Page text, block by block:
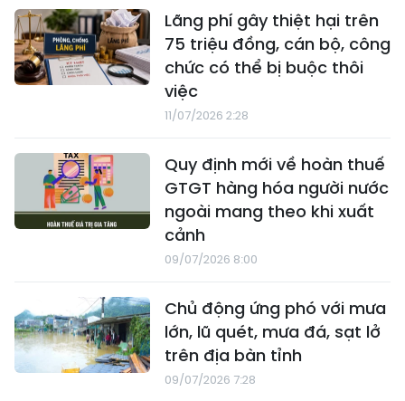
Lãng phí gây thiệt hại trên
75 triệu đồng, cán bộ, công
chức có thể bị buộc thôi
việc
11/07/2026 2:28
Quy định mới về hoàn thuế
GTGT hàng hóa người nước
ngoài mang theo khi xuất
cảnh
09/07/2026 8:00
Chủ động ứng phó với mưa
lớn, lũ quét, mưa đá, sạt lở
trên địa bàn tỉnh
09/07/2026 7:28